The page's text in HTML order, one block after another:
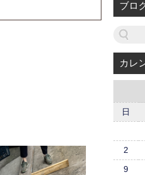
ブロ
カレ
日
2
9